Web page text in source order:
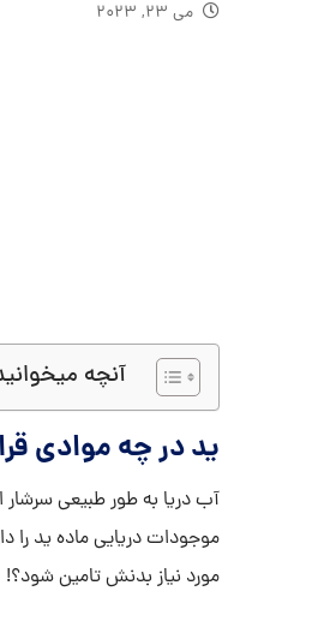
می ۲۳, ۲۰۲۳
آنچه
ید در چه موادی
آب دریا به طور طبیعی سرشار
موجودات دریایی ماده ید را
مورد نیاز بدنش تامین شود؟!